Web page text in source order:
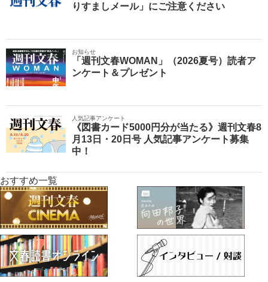
りすましメール」にご注意ください
お知らせ
「週刊文春WOMAN」（2026夏号）読者ア
ンケート＆プレゼント
人気記事アンケート
《図書カード5000円分が当たる》週刊文春8
月13日・20日号 人気記事アンケート募集
中！
おすすめ一覧